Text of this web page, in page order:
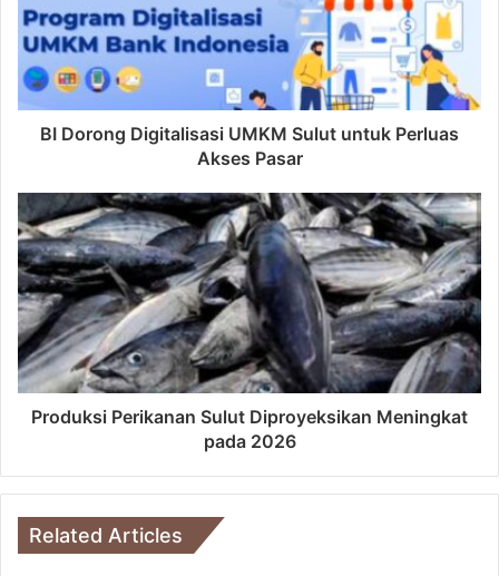
BI Dorong Digitalisasi UMKM Sulut untuk Perluas
Akses Pasar
Produksi Perikanan Sulut Diproyeksikan Meningkat
pada 2026
Related Articles